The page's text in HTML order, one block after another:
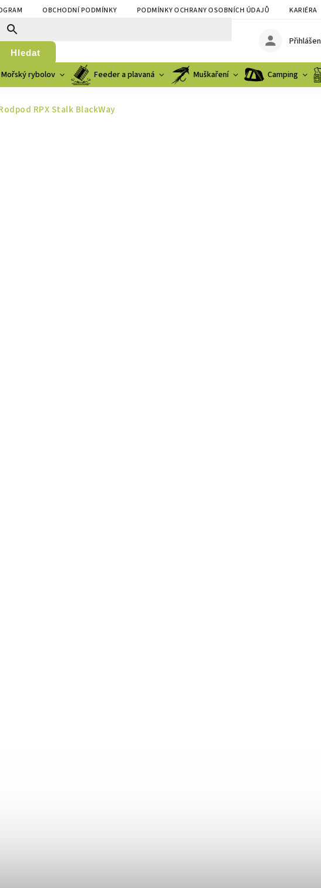
OBCHODNÍ PODMÍNKY PODMÍNKY OCHRANY OSOBNÍCH ÚDAJŮ KARIÉRA
Hledat
Mořský rybolov Feeder a plavaná Muškaření Camping
RPX Stalk BlackWay